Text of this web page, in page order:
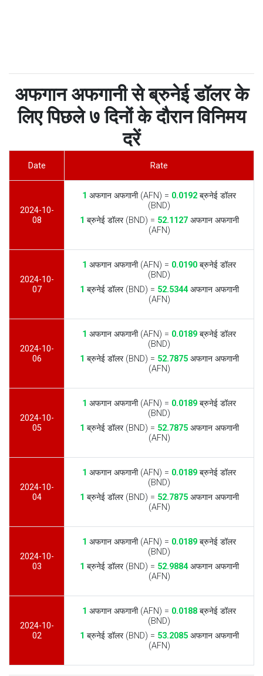
अफगान अफगानी से ब्रुनेई डॉलर के
लिए पिछले ७ दिनों के दौरान विनिमय
दरें
Date Rate
2024-10-
08
1 अफगान अफगानी (AFN) = 0.0192 ब्रुनेई डॉलर
(BND)
1 ब्रुनेई डॉलर (BND) = 52.1127अफगान अफगानी
(AFN)
2024-10-
07
1 अफगान अफगानी (AFN) = 0.0190 ब्रुनेई डॉलर
(BND)
1 ब्रुनेई डॉलर (BND) = 52.5344अफगान अफगानी
(AFN)
2024-10-
06
1 अफगान अफगानी (AFN) = 0.0189 ब्रुनेई डॉलर
(BND)
1 ब्रुनेई डॉलर (BND) = 52.7875अफगान अफगानी
(AFN)
2024-10-
05
1 अफगान अफगानी (AFN) = 0.0189 ब्रुनेई डॉलर
(BND)
1 ब्रुनेई डॉलर (BND) = 52.7875अफगान अफगानी
(AFN)
2024-10-
04
1 अफगान अफगानी (AFN) = 0.0189 ब्रुनेई डॉलर
(BND)
1 ब्रुनेई डॉलर (BND) = 52.7875अफगान अफगानी
(AFN)
2024-10-
03
1 अफगान अफगानी (AFN) = 0.0189 ब्रुनेई डॉलर
(BND)
1 ब्रुनेई डॉलर (BND) = 52.9884अफगान अफगानी
(AFN)
2024-10-
02
1 अफगान अफगानी (AFN) = 0.0188 ब्रुनेई डॉलर
(BND)
1 ब्रुनेई डॉलर (BND) = 53.2085अफगान अफगानी
(AFN)